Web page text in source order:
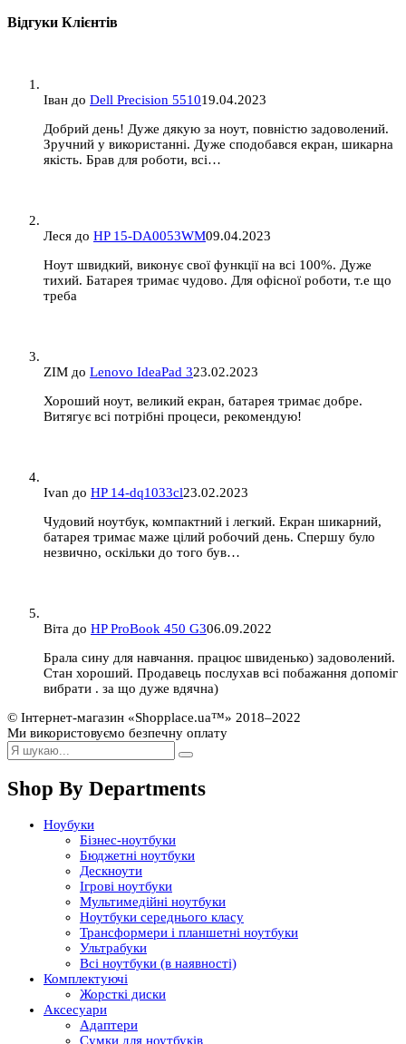
Відгуки Клієнтів
Іван до Dell Precision 551019.04.2023
Добрий день! Дуже дякую за ноут, повністю задоволений.
Зручний у використанні. Дуже сподобався екран, шикарна
якість. Брав для роботи, всі…
Леся до HP 15-DA0053WM09.04.2023
Ноут швидкий, виконує свої функції на всі 100%. Дуже
тихий. Батарея тримає чудово. Для офісної роботи, т.е що
треба
ZIM до Lenovo IdeaPad 323.02.2023
Хороший ноут, великий екран, батарея тримає добре.
Витягує всі потрібні процеси, рекомендую!
Ivan до HP 14-dq1033cl23.02.2023
Чудовий ноутбук, компактний і легкий. Екран шикарний,
батарея тримає маже цілий робочий день. Спершу було
незвично, оскільки до того був…
Віта до HP ProBook 450 G306.09.2022
Брала сину для навчання. працює швиденько) задоволений.
Стан хороший. Продавець послухав всі побажання допоміг
вибрати . за що дуже вдячна)
© Інтернет-магазин «Shopplace.ua™» 2018–2022
Ми використовуємо безпечну оплату
Shop By Departments
Ноубуки
Бізнес-ноутбуки
Бюджетні ноутбуки
Дескноути
Ігрові ноутбуки
Мультимедійні ноутбуки
Ноутбуки середнього класу
Трансформери і планшетні ноутбуки
Ультрабуки
Всі ноутбуки (в наявності)
Комплектуючі
Жорсткі диски
Аксесуари
Адаптери
Сумки для ноутбуків